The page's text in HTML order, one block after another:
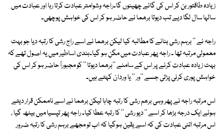
زیادہ طاقتور بن کر اس کی گائے چھینوں گا۔راجہ وشوامتر عبادت کرتا رہا اور عبادت میں
سالہا سال لگا دیے تب دیوتا برھما نے حاضر ہو کر اس کی خواہش پوچھی۔
راجہ نے '' برہم رشی بنانے کا مطالبہ کیا لیکن برھما نے اسے راج رشی کا رتبہ دیا جو بہت
معمولی مرتبہ تھا ۔ راجہ پھر عبادت میں مگن ہو گیا۔ہندی اساطیر میں یہ اصول تھے کہ
بہت زیادہ عبادت کرنے پر اس کے سامنے ''برھما دیوتا '' کو مجبوراً حاضر ہو کر اس کی
خواہش پوری کرنی پڑتی جسے ''ور '' یا وردان کہتے ہیں۔
اس مرتبہ راجہ نے پھر وہی برھم رشی کا رتبہ چاہا لیکن برھما نے اسے ناممکن قرار دیتے
ہوئے ایک درجہ بڑھا کر اسے '' دیو رشی '' کا رتبہ عطا کیا۔ راجہ پھر تپسیا میں بیٹھ گیا ،
اس مرتبہ اتنی عبادت کی کہ اسے یقین ہوگیا کہ اب تو مجھے برہم رشی کا رتبہ ضرور